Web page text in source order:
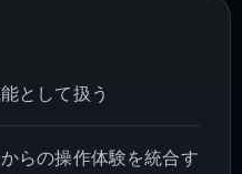
として扱う
らの操作体験を統合す